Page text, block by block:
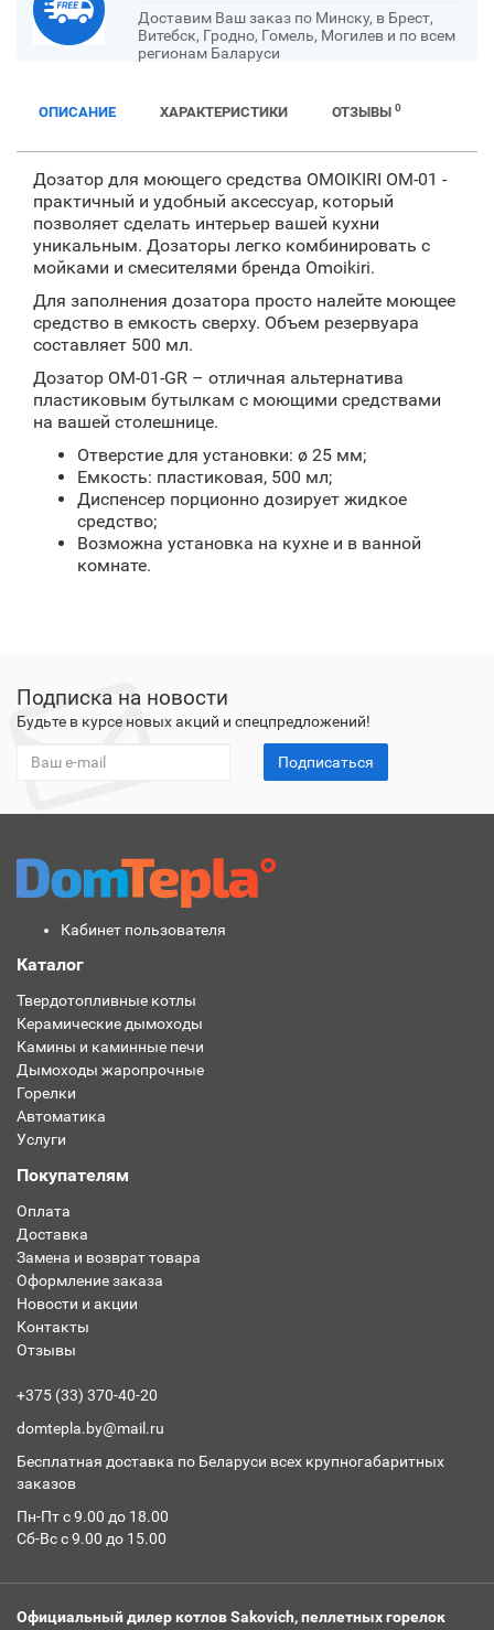
Доставим Ваш заказ по Минску, в Брест,
Витебск, Гродно, Гомель, Могилев и по всем
регионам Баларуси
ОПИСАНИЕ ХАРАКТЕРИСТИКИ ОТЗЫВЫ 0
Дозатор для моющего средства OMOIKIRI ОМ-01 -
практичный и удобный аксессуар, который
позволяет сделать интерьер вашей кухни
уникальным. Дозаторы легко комбинировать с
мойками и смесителями бренда Omoikiri.
Для заполнения дозатора просто налейте моющее
средство в емкость сверху. Объем резервуара
составляет 500 мл.
Дозатор OM-01-GR – отличная альтернатива
пластиковым бутылкам с моющими средствами
на вашей столешнице.
Отверстие для установки: ø 25 мм;
Емкость: пластиковая, 500 мл;
Диспенсер порционно дозирует жидкое
средство;
Возможна установка на кухне и в ванной
комнате.
Подписка на новости
Будьте в курсе новых акций и спецпредложений!
Подписаться
Кабинет пользователя
Каталог
Твердотопливные котлы
Керамические дымоходы
Камины и каминные печи
Дымоходы жаропрочные
Горелки
Автоматика
Услуги
Покупателям
Оплата
Доставка
Замена и возврат товара
Оформление заказа
Новости и акции
Контакты
Отзывы
+375 (33) 370-40-20
domtepla.by@mail.ru
Бесплатная доставка по Беларуси всех крупногабаритных
заказов
Пн-Пт с 9.00 до 18.00
Сб-Вс с 9.00 до 15.00
Официальный дилер котлов Sakovich, пеллетных горелок